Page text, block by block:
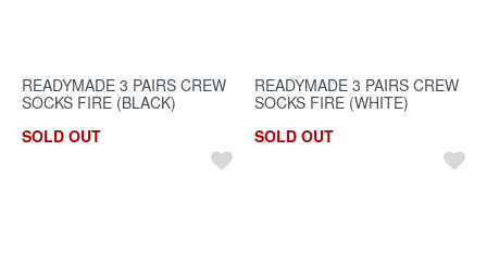
READYMADE 3 PAIRS CREW
SOCKS FIRE (BLACK)
SOLD OUT
READYMADE 3 PAIRS CREW
SOCKS FIRE (WHITE)
SOLD OUT